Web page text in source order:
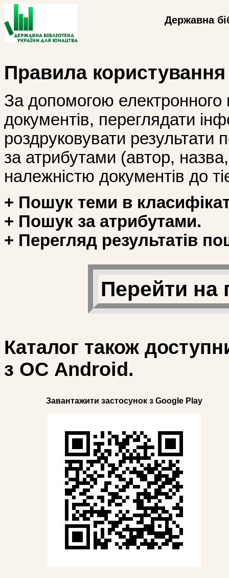
Державна
Правила
За допомогою
документів, переглядати
роздруковувати
за атрибутами (автор, назва,
належністю документів до
+ Пошук теми в
+ Пошук за атрибутами.
+ Перегляд результатів
Перейти на
Каталог також
з ОС Android.
Завантажити застосунок з Google Play